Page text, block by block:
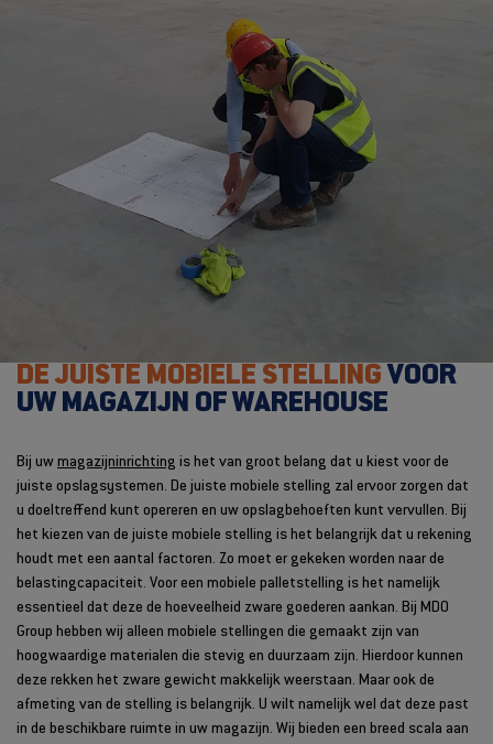
DE JUISTE MOBIELE STELLING VOOR
UW MAGAZIJN OF WAREHOUSE
Bij uw magazijninrichting is het van groot belang dat u kiest voor de
juiste opslagsystemen. De juiste mobiele stelling zal ervoor zorgen dat
u doeltreffend kunt opereren en uw opslagbehoeften kunt vervullen. Bij
het kiezen van de juiste mobiele stelling is het belangrijk dat u rekening
houdt met een aantal factoren. Zo moet er gekeken worden naar de
belastingcapaciteit. Voor een mobiele palletstelling is het namelijk
essentieel dat deze de hoeveelheid zware goederen aankan. Bij MDO
Group hebben wij alleen mobiele stellingen die gemaakt zijn van
hoogwaardige materialen die stevig en duurzaam zijn. Hierdoor kunnen
deze rekken het zware gewicht makkelijk weerstaan. Maar ook de
afmeting van de stelling is belangrijk. U wilt namelijk wel dat deze past
in de beschikbare ruimte in uw magazijn. Wij bieden een breed scala aan